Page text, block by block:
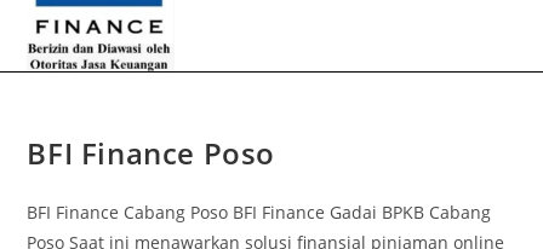
BFI Finance Poso
BFI Finance Cabang Poso BFI Finance Gadai BPKB Cabang
Poso Saat ini menawarkan solusi finansial pinjaman online